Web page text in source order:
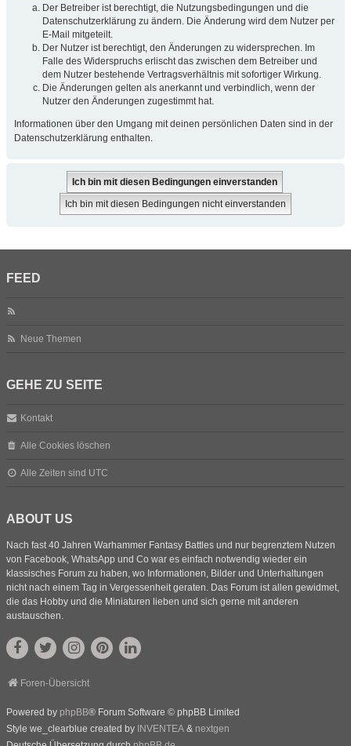
Der Betreiber ist berechtigt, die Nutzungsbedingungen und die
Datenschutzerklärung zu ändern. Die Änderung wird dem Nutzer per
E-Mail mitgeteilt.
Der Nutzer ist berechtigt, den Änderungen zu widersprechen. Im
Falle des Widerspruchs erlischt das zwischen dem Betreiber und
dem Nutzer bestehende Vertragsverhältnis mit sofortiger Wirkung.
Die Änderungen gelten als anerkannt und verbindlich, wenn der
Nutzer den Änderungen zugestimmt hat.
Informationen über den Umgang mit deinen persönlichen Daten sind in der
Datenschutzerklärung enthalten.
FEED
Neue Themen
GEHE ZU SEITE
Kontakt
Alle Cookies löschen
Alle Zeiten sind UTC
ABOUT US
Nach fast 40 Jahren Warhammer Fantasy Battles und nur begrenztem Nutzen
von Facebook, WhatsApp und Co war es einfach notwendig wieder ein
klassisches Forum zu haben, wo Informationen, Bilder und Unterhaltungen
nicht nach einem Tag in Vergessenheit geraten. Das Forum ist allen gewidmet,
die das Hobby und die Miniaturen lieben und sich gerne mit anderen
austauschen.
Foren-Übersicht
Powered by phpBB® Forum Software © phpBB Limited
Style we_clearblue created by INVENTEA & nextgen